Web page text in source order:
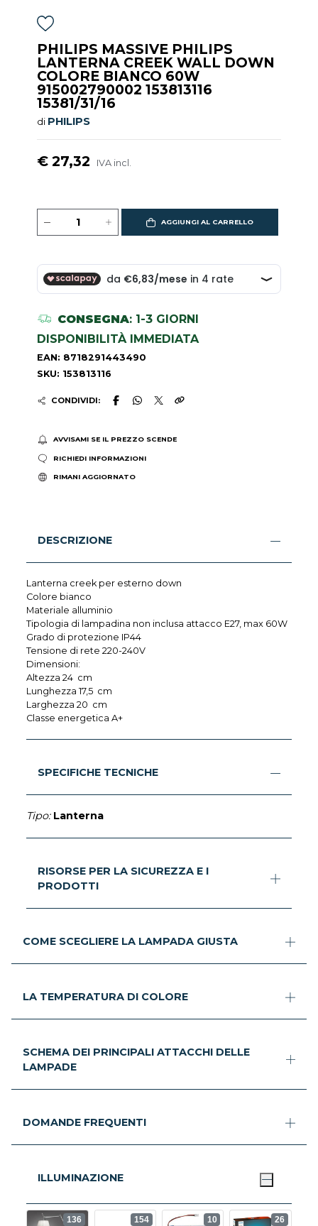
PHILIPS MASSIVE PHILIPS
LANTERNA CREEK WALL DOWN
COLORE BIANCO 60W
915002790002 153813116
15381/31/16
di PHILIPS
€ 27,32 IVA incl.
AGGIUNGI AL CARRELLO
CONSEGNA: 1-3 GIORNI
DISPONIBILITÀ IMMEDIATA
EAN: 8718291443490
SKU: 153813116
CONDIVIDI:
AVVISAMI SE IL PREZZO SCENDE
RICHIEDI INFORMAZIONI
RIMANI AGGIORNATO
DESCRIZIONE
Lanterna creek per esterno down
Colore bianco
Materiale alluminio
Tipologia di lampadina non inclusa attacco E27, max 60W
Grado di protezione IP44
Tensione di rete 220-240V
Dimensioni:
Altezza 24 cm
Lunghezza 17,5 cm
Larghezza 20 cm
Classe energetica A+
SPECIFICHE TECNICHE
Tipo: Lanterna
RISORSE PER LA SICUREZZA E I
PRODOTTI
COME SCEGLIERE LA LAMPADA GIUSTA
LA TEMPERATURA DI COLORE
SCHEMA DEI PRINCIPALI ATTACCHI DELLE
LAMPADE
DOMANDE FREQUENTI
ILLUMINAZIONE
136 154 10 26